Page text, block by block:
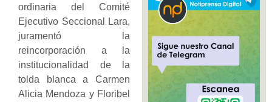
ordinaria del Comité
Ejecutivo Seccional Lara,
juramentó la
reincorporación a la
institucionalidad de la
tolda blanca a Carmen
Alicia Mendoza y Floribel